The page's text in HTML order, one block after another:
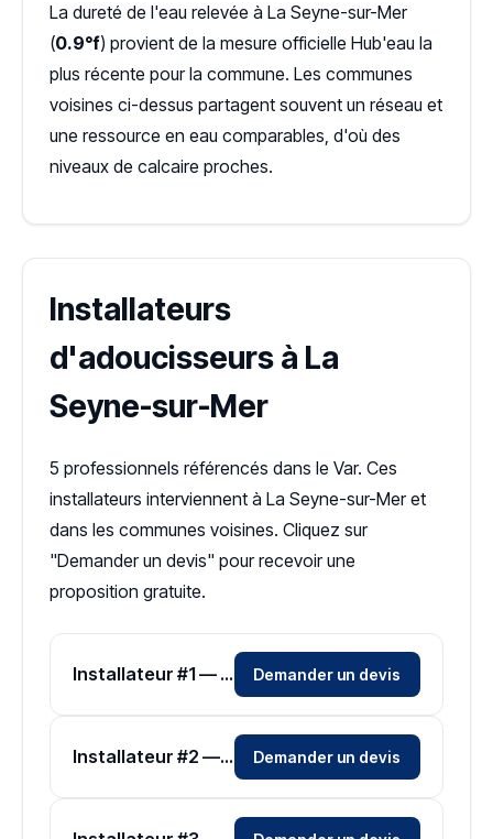
La dureté de l'eau relevée à La Seyne-sur-Mer
(0.9°f) provient de la mesure officielle Hub'eau la
plus récente pour la commune. Les communes
voisines ci-dessus partagent souvent un réseau et
une ressource en eau comparables, d'où des
niveaux de calcaire proches.
Installateurs
d'adoucisseurs à La
Seyne-sur-Mer
5 professionnels référencés dans le Var. Ces
installateurs interviennent à La Seyne-sur-Mer et
dans les communes voisines. Cliquez sur
"Demander un devis" pour recevoir une
proposition gratuite.
Installateur #1 — Zone Var Demander un devis
Installateur #2 — Zone Var Demander un devis